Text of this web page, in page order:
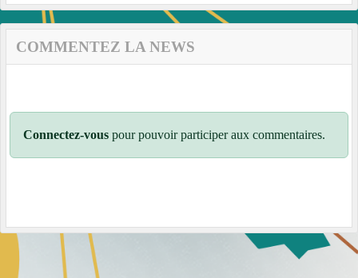
COMMENTEZ LA NEWS
Connectez-vous pour pouvoir participer aux commentaires.